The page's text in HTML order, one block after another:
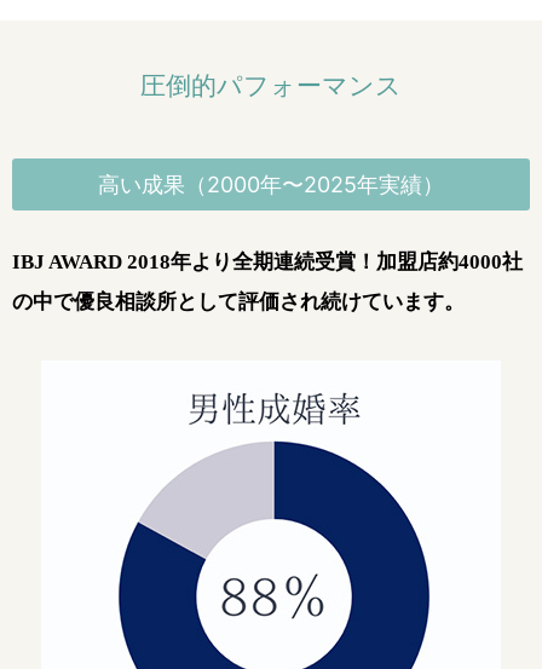
圧倒的パフォーマンス
高い成果（2000年〜2025年実績）
IBJ AWARD 2018年より全期連続受賞！ 加盟店約4000社
の中で優良相談所として評価され続けています。